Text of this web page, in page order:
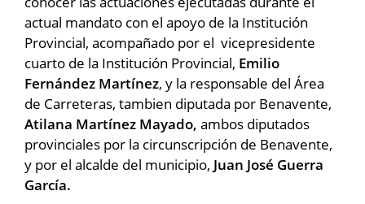
actual mandato con el apoyo de la Institución
Provincial, acompañado por el vicepresidente
cuarto de la Institución Provincial, Emilio
Fernández Martínez, y la responsable del Área
de Carreteras, tambien diputada por Benavente,
Atilana Martínez Mayado, ambos diputados
provinciales por la circunscripción de Benavente,
y por el alcalde del municipio, Juan José Guerra
García.